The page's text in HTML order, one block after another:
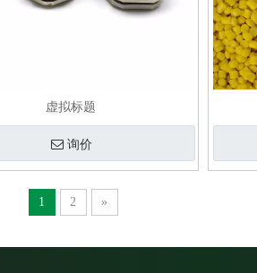
虚拟标题
询价
1 2 »